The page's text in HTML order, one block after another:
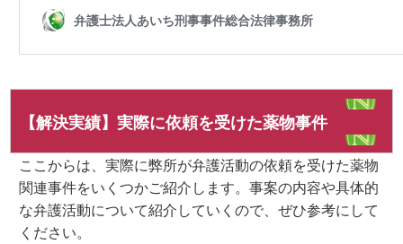
【解決実績】実際に依頼を受けた薬物事件
ここからは、実際に弊所が弁護活動の依頼を受けた薬物
関連事件をいくつかご紹介します。事案の内容や具体的
な弁護活動について紹介していくので、ぜひ参考にして
ください。